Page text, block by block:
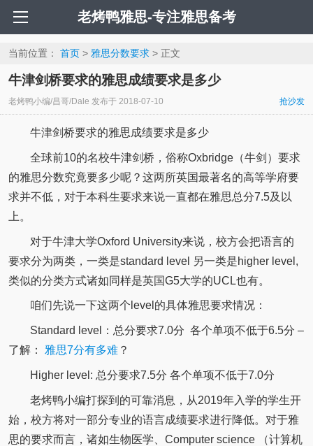
老烤鸭雅思-专注雅思备考
当前位置： 首页> 雅思分数要求> 正文
牛津剑桥要求的雅思成绩要求是多少
老烤鸭小编/昌哥/Dale 发布于 2018-07-10 抢沙发
牛津剑桥要求的雅思成绩要求是多少
全球前10的名校牛津剑桥，俗称Oxbridge（牛剑）要求
的雅思分数究竟要多少呢？这两所英国最著名的高等学府要
求并不低，对于本科生要求来说一直都在雅思总分7.5及以
上。
对于牛津大学Oxford University来说，校方会把语言的
要求分为两类，一类是standard level 另一类是higher level,
类似的分类方式诸如同样是英国G5大学的UCL也有。
咱们先说一下这两个level的具体雅思要求情况：
Standard level：总分要求7.0分 各个单项不低于6.5分 –
了解： 雅思7分有多难？
Higher level: 总分要求7.5分 各个单项不低于7.0分
老烤鸭小编打探到的可靠消息，从2019年入学的学生开
始，校方将对一部分专业的语言成绩要求进行降低。对于雅
思的要求而言，诸如生物医学、Computer science （计算机